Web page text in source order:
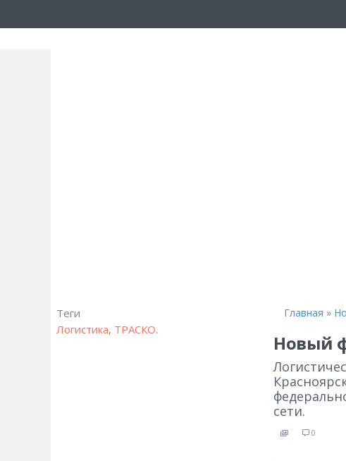
Теги
Логистика, ТРАСКО.
Главная »
Новый
сети.
0